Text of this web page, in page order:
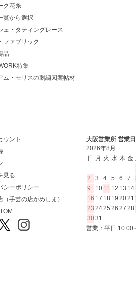
ク花糸
覧から選択
ェ・タティングレース
ファブリック
品
特集
ム・モリスの刺繍図案帖材
ウント
見る
シーポリシー
（手芸の店かめしま）
大阪営業所 営業日
2026年8月
日
月 火 水 木 金
2
3 4 5 6 7
9
10 11 12 13 14
16 17 18 19 2021
23 2425 26 27 28
3031
営業：平日 10:00